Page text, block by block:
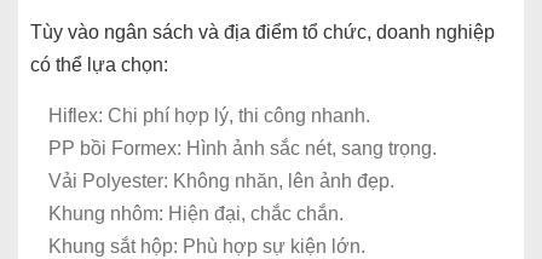
Tùy vào ngân sách và địa điểm tổ chức, doanh nghiệp
có thể lựa chọn:
Hiflex: Chi phí hợp lý, thi công nhanh.
PP bồi Formex: Hình ảnh sắc nét, sang trọng.
Vải Polyester: Không nhăn, lên ảnh đẹp.
Khung nhôm: Hiện đại, chắc chắn.
Khung sắt hộp: Phù hợp sự kiện lớn.